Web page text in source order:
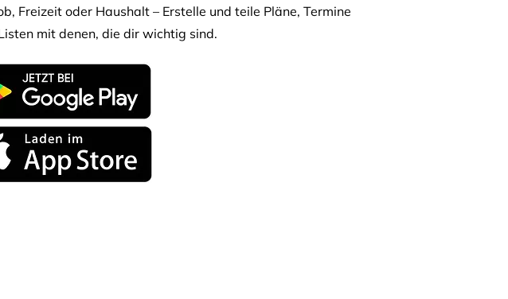
Freizeit oder Haushalt – Erstelle und teile Pläne, Termine
mit denen, die dir wichtig sind.